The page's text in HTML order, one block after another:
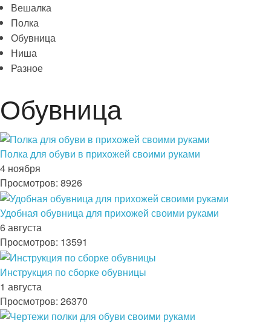
Вешалка
Полка
Обувница
Ниша
Разное
Обувница
Полка для обуви в прихожей своими руками
4 ноября
Просмотров: 8926
Удобная обувница для прихожей своими руками
6 августа
Просмотров: 13591
Инструкция по сборке обувницы
1 августа
Просмотров: 26370